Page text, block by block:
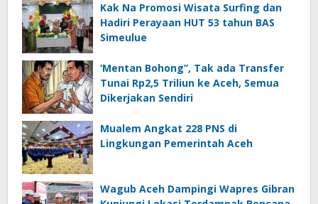
Kak Na Promosi Wisata Surfing dan
Hadiri Perayaan HUT 53 tahun BAS
Simeulue
‘Mentan Bohong”, Tak ada Transfer
Tunai Rp2,5 Triliun ke Aceh, Semua
Dikerjakan Sendiri
Mualem Angkat 228 PNS di
Lingkungan Pemerintah Aceh
Wagub Aceh Dampingi Wapres Gibran